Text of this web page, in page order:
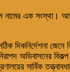
এক সংস্থা।
দিকনির্দেশনা
অভিবাসনের
সার্বিক